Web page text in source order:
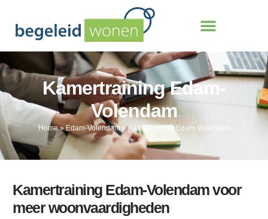
Kamertraining Edam-
Volendam
Home»Edam-Volendam»Kamertraining Edam-Volendam
Kamertraining Edam-Volendam voor
meer woonvaardigheden